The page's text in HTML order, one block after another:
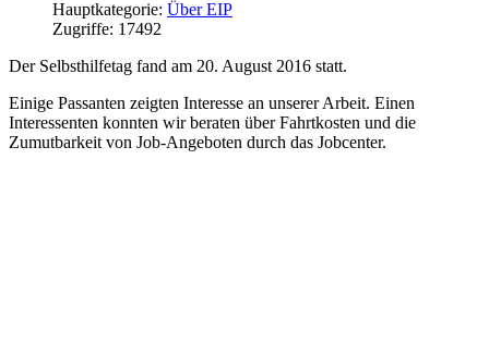
Hauptkategorie: Über EIP
Zugriffe: 17492
Der Selbsthilfetag fand am 20. August 2016 statt.
Einige Passanten zeigten Interesse an unserer Arbeit. Einen
Interessenten konnten wir beraten über Fahrtkosten und die
Zumutbarkeit von Job-Angeboten durch das Jobcenter.